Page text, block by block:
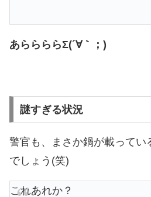
あららららΣ(´∀｀；)
謎すぎる状況
警官も、まさか鍋が載ってい
でしょう(笑)
これあれか？